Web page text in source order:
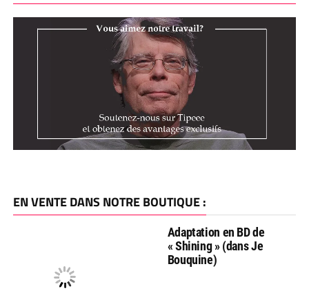
EN VENTE DANS NOTRE BOUTIQUE :
Adaptation en BD de
« Shining » (dans Je
Bouquine)